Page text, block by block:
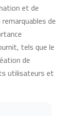
et de
de
tels que le
de
utilisateurs et